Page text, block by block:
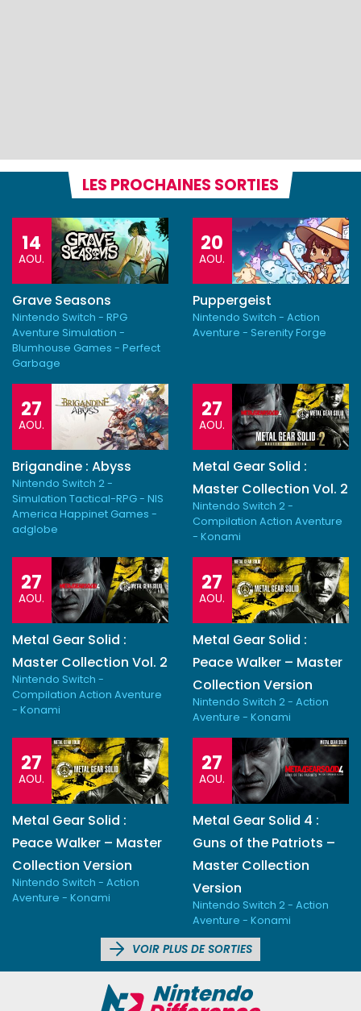
LES PROCHAINES SORTIES
14
AOU.
Grave Seasons
Nintendo Switch - RPG
Aventure Simulation -
Blumhouse Games - Perfect
Garbage
20
AOU.
Puppergeist
Nintendo Switch - Action
Aventure - Serenity Forge
27
AOU.
Brigandine : Abyss
Nintendo Switch 2 -
Simulation Tactical-RPG - NIS
America Happinet Games -
adglobe
27
AOU.
Metal Gear Solid :
Master Collection Vol. 2
Nintendo Switch 2 -
Compilation Action Aventure
- Konami
27
AOU.
Metal Gear Solid :
Master Collection Vol. 2
Nintendo Switch -
Compilation Action Aventure
- Konami
27
AOU.
Metal Gear Solid :
Peace Walker – Master
Collection Version
Nintendo Switch 2 - Action
Aventure - Konami
27
AOU.
Metal Gear Solid :
Peace Walker – Master
Collection Version
Nintendo Switch - Action
Aventure - Konami
27
AOU.
Metal Gear Solid 4 :
Guns of the Patriots –
Master Collection
Version
Nintendo Switch 2 - Action
Aventure - Konami
VOIR PLUS DE SORTIES